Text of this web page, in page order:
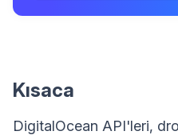
Kısaca
DigitalOcean API'leri,